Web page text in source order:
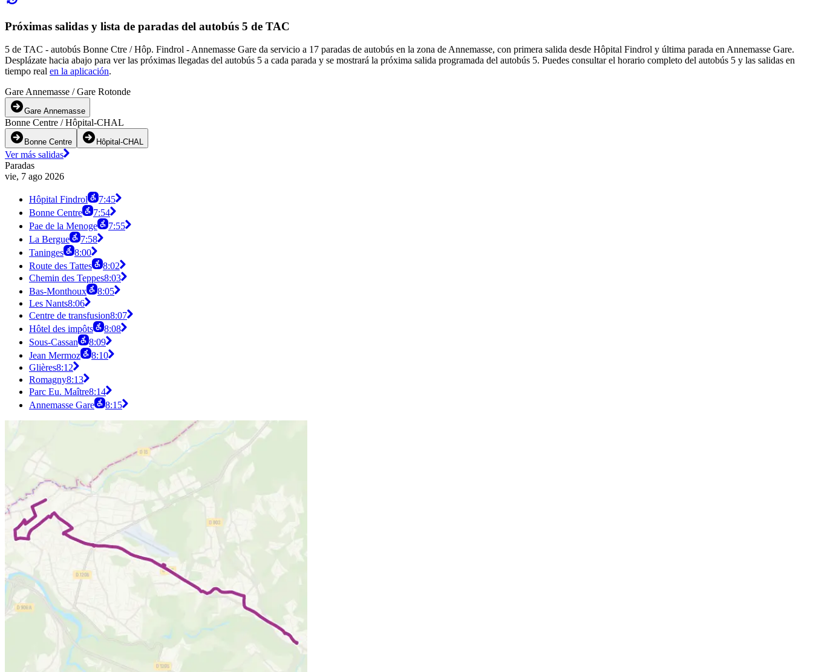
Próximas salidas y lista de paradas del autobús 5 de TAC
5 de TAC - autobús Bonne Ctre / Hôp. Findrol - Annemasse Gare da servicio a 17 paradas de autobús en la zona de Annemasse, con primera salida desde Hôpital Findrol y última parada en Annemasse Gare.
Desplázate hacia abajo para ver las próximas llegadas del autobús 5 a cada parada y se mostrará la próxima salida programada del autobús 5. Puedes consultar el horario completo del autobús 5 y las salidas en
tiempo real en la aplicación.
Gare Annemasse / Gare Rotonde
Gare Annemasse
Bonne Centre / Hôpital-CHAL
Bonne Centre Hôpital-CHAL
Ver más salidas
Paradas
vie, 7 ago 2026
Hôpital Findrol
7:45
Bonne Centre
7:54
Pae de la Menoge
7:55
La Bergue
7:58
Taninges
8:00
Route des Tattes
8:02
Chemin des Teppes8:03
Bas-Monthoux
8:05
Les Nants8:06
Centre de transfusion8:07
Hôtel des impôts
8:08
Sous-Cassan
8:09
Jean Mermoz
8:10
Glières8:12
Romagny8:13
Parc Eu. Maître8:14
Annemasse Gare
8:15